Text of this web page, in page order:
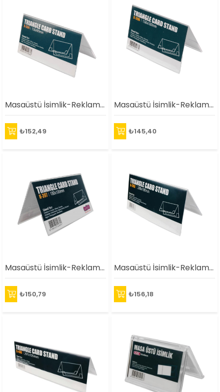
Masaüstü İsimlik-Reklamlık(150X80mm)
₺152,49
Masaüstü İsimlik-Reklamlık(150X100mm)
₺145,40
Masaüstü İsimlik-Reklamlık(180X100)
₺150,79
Masaüstü İsimlik-Reklamlık(200X100mm)
₺156,18